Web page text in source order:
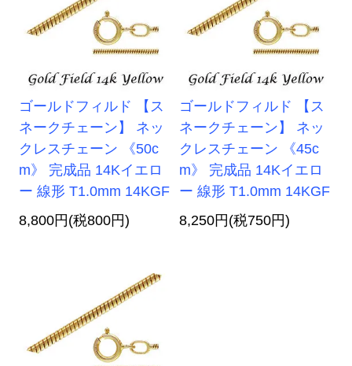
ゴールドフィルド 【ス
ネークチェーン】 ネッ
クレスチェーン 《50c
m》 完成品 14Kイエロ
ー 線形 T1.0mm 14KGF
8,800円(税800円)
ゴールドフィルド 【ス
ネークチェーン】 ネッ
クレスチェーン 《45c
m》 完成品 14Kイエロ
ー 線形 T1.0mm 14KGF
8,250円(税750円)